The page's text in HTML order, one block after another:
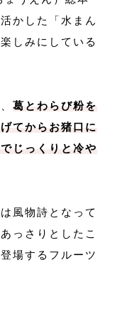
かした「水まん
しみにしている
葛とわらび粉を
てからお猪口に
じっくりと冷や
風物詩となって
っさりとしたこ
場するフルーツ